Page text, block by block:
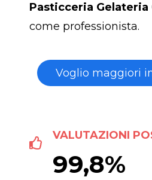
Pasticceria
come professionista.
Voglio maggiori
VALUTAZIONI
99,8%